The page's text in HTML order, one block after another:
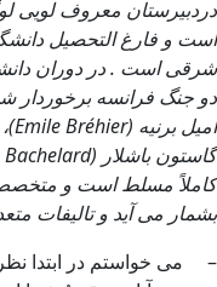
دردبیرستان معروف لویی
است و فارغ التحصیل
شرقی است . در دوران
دو جنگ فرانسه برخوردار
کاملاً مسلط است و متخصص
بشمار می آید و تالیفات
– می خواستم در ابتدا